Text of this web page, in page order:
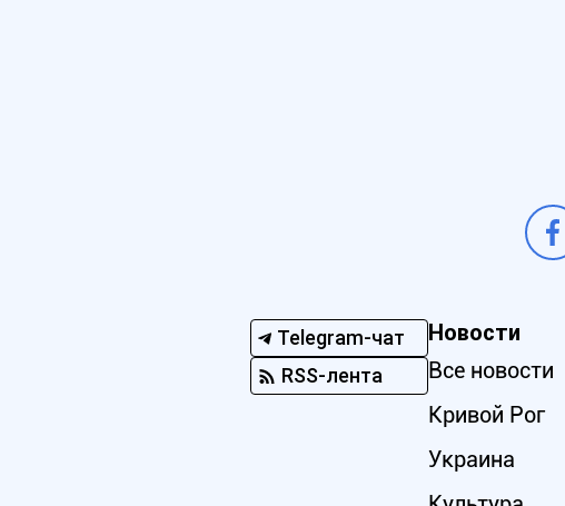
Telegram-чат
RSS-лента
Новости
Все новости
Кривой Рог
Украина